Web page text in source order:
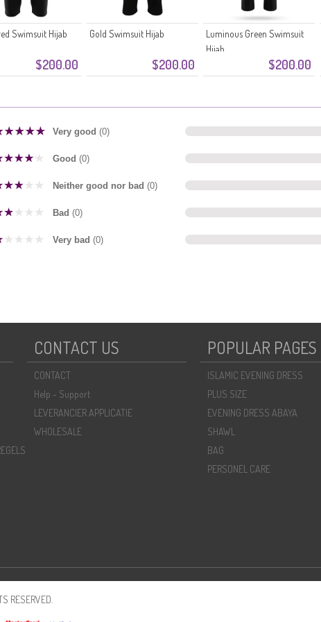
$200.00
Swimsuit Hijab
$200.00
Gold Swimsuit Hijab
$200.00
Luminous Green Swimsuit
Hijab
Very good (0)
Good (0)
Neither good nor bad (0)
Bad (0)
Very bad (0)
CONTACT US
CONTACT
Help - Support
LEVERANCIER APPLICATIE
WHOLESALE
POPULAR PAGES
ISLAMIC EVENING DRESS
PLUS SIZE
EVENING DRESS ABAYA
SHAWL
BAG
PERSONEL CARE
RESERVED.